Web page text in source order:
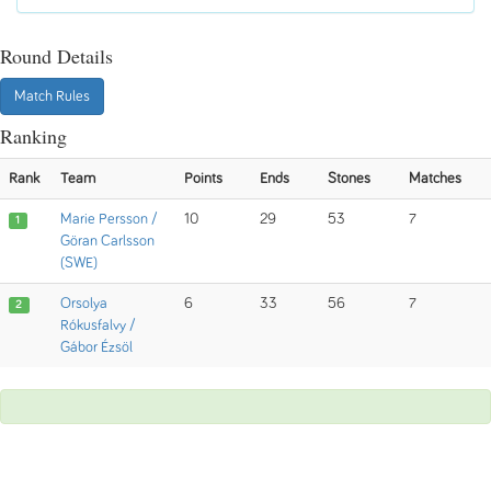
Round Details
Match Rules
Ranking
Rank Team Points Ends Stones Matches
1
Marie Persson /
Göran Carlsson
(SWE)
10 29 53 7
2
Orsolya
Rókusfalvy /
Gábor Ézsöl
6 33 56 7